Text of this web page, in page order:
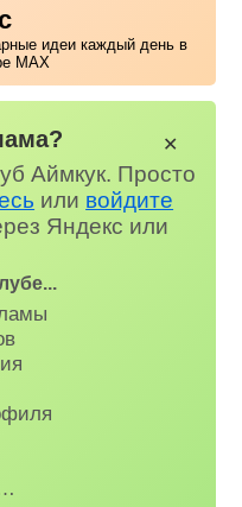
идеи каждый день в
MAX
Аймкук. Просто
или войдите
Яндекс или
✕